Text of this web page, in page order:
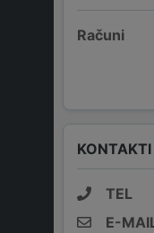
Računi
KONTAKTI
TEL
E-